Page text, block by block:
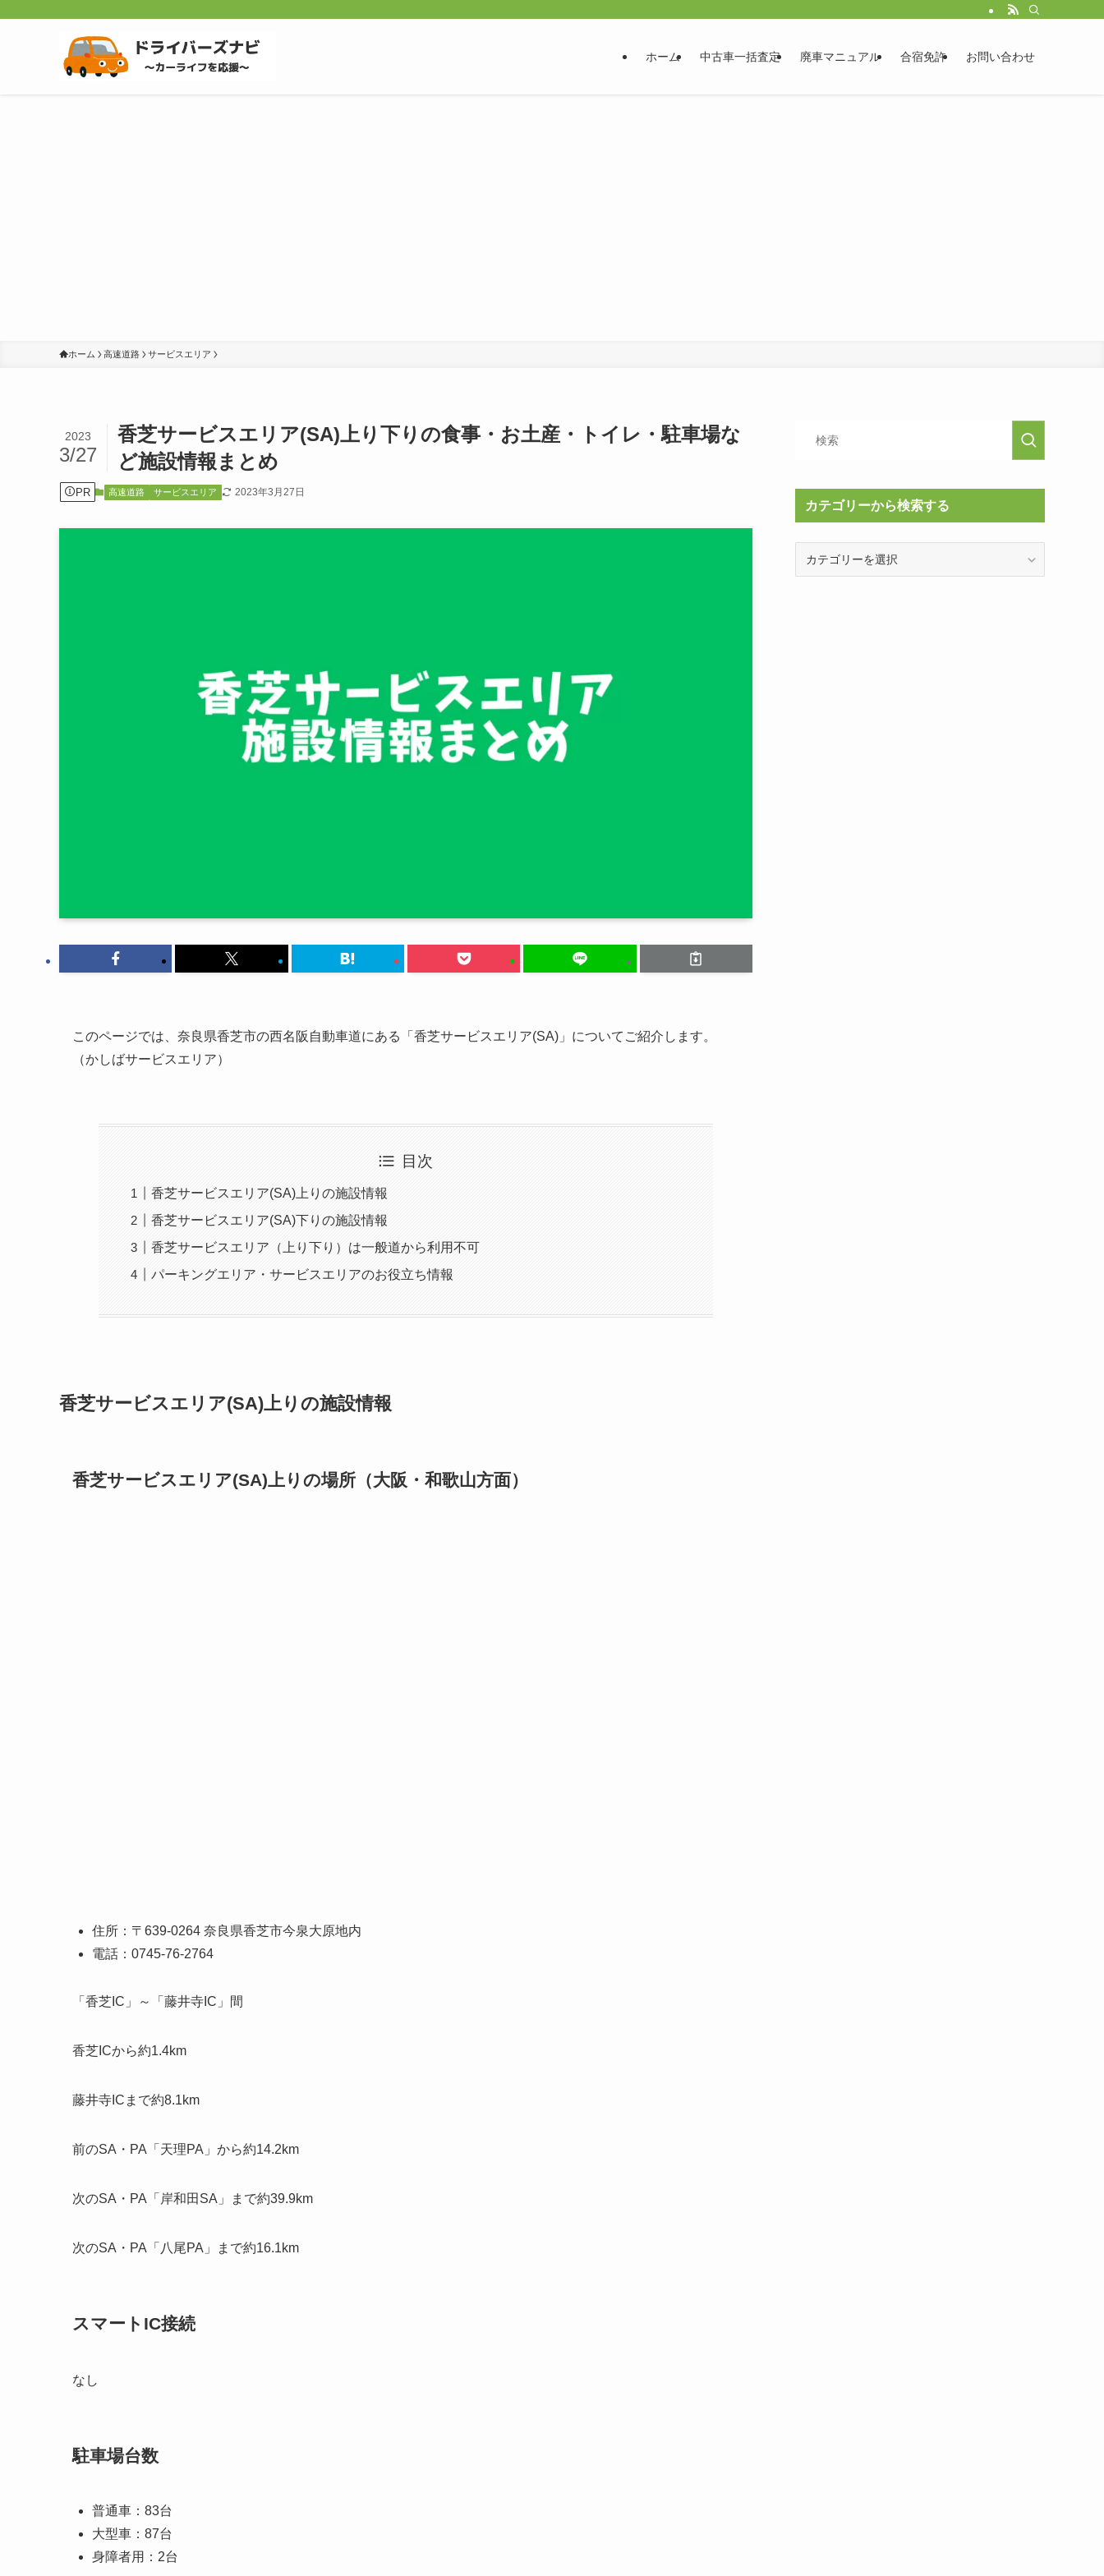
ホーム 中古車一括査定 廃車マニュアル 合宿免許 お問い合わせ
ホーム 高速道路 サービスエリア
香芝サービスエリア(SA)上り下りの食事・お土産・トイレ・駐車場な
ど施設情報まとめ
2023
3/27
PR 高速道路 サービスエリア 2023年3月27日
このページでは、奈良県香芝市の西名阪自動車道にある「香芝サービスエリア(SA)」についてご紹介します。
（かしばサービスエリア）
目次
香芝サービスエリア(SA)上りの施設情報
香芝サービスエリア(SA)下りの施設情報
香芝サービスエリア（上り下り）は一般道から利用不可
パーキングエリア・サービスエリアのお役立ち情報
香芝サービスエリア(SA)上りの施設情報
香芝サービスエリア(SA)上りの場所（大阪・和歌山方面）
住所：〒639-0264 奈良県香芝市今泉大原地内
電話：0745-76-2764
「香芝IC」～「藤井寺IC」間
香芝ICから約1.4km
藤井寺ICまで約8.1km
前のSA・PA「天理PA」から約14.2km
次のSA・PA「岸和田SA」まで約39.9km
次のSA・PA「八尾PA」まで約16.1km
スマートIC接続
なし
駐車場台数
普通車：83台
大型車：87台
身障者用：2台
カテゴリーから検索する